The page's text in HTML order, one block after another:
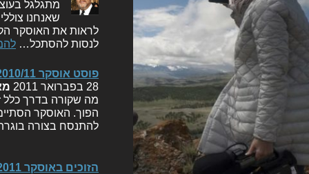
שאנחנו
לראות את האוסקר
לנסות להסתכל…
פוסט אוסקר 2010/11
28 בפברואר 2011
מה שקורה בדרך כלל
הפוך. האוסקר
להתנסח בצורה
הזוכים באוסקר 2010/2011